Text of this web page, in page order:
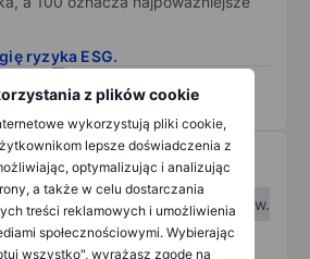
z plików cookie
wykorzystują pliki cookie,
lepsze doświadczenia z
optymalizując i analizując
a także w celu dostarczania
treści reklamowych i umożliwienia
społecznościowymi. Wybierając
wszystko", wyrażasz zgodę na
ryzyka ESG.
W I kw.
W II kw.